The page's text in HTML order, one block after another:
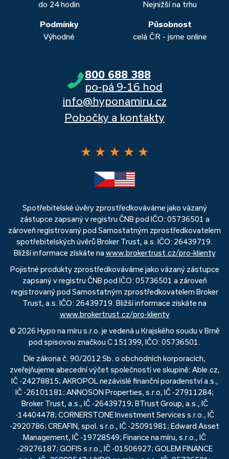
do 24 hodin
Nejnižší na trhu
Podmínky
Výhodné
Působnost
celá ČR - jsme online
800 688 388
po-pá 9-16 hod
info@hyponamiru.cz
Pobočky a kontakty
★ ★ ★ ★ ★
Spotřebitelské úvěry zprostředkováváme jako vázaný
zástupce zapsaný v registru ČNB pod IČO: 05736501 a
zároveň registrovaný pod Samostatným zprostředkovatelem
spotřebitelských úvěrů Broker Trust, a.s. IČO: 26439719.
Bližší informace získáte na www.brokertrust.cz/pro-klienty
Pojistné produkty zprostředkováváme jako vázaný zástupce
zapsaný v registru ČNB pod IČO: 05736501 a zároveň
registrovaný pod Samostatným zprostředkovatelem Broker
Trust, a.s. IČO: 26439719. Bližší informace získáte na
www.brokertrust.cz/pro-klienty
© 2026 Hypo na míru s.r.o. je vedená u Krajského soudu v Brně
pod spisovou značkou C 151399, IČO: 05736501.
Dle zákona č. 90/2012 Sb. o obchodních korporacích,
zveřejňujeme abecední výčet společností ve skupině: Able.cz,
IČ -24278815; AKROPOL nezávislé finanční poradenství a.s.,
IČ -26101181; ANNOSON Properties, s.r.o, IČ -27911284;
Broker Trust, a.s., IČ -26439719; BTrust Group, a.s., IČ
-14404478; CORNERSTONE Investment Services s.r.o., IČ
-2920786; CREAFIN, spol. s r.o., IČ -25091981; Edward Asset
Management, IČ -19728549; Finance na míru, s.r.o., IČ
-29276187; GOFIS s.r.o., IČ -01506927; GOLEM FINANCE